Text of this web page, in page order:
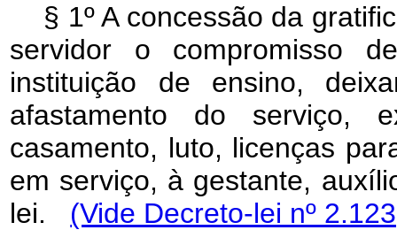
§ 1º A concessão da
servidor o compromisso
instituição de ensino,
afastamento do serviço,
casamento, luto, licenças
em serviço, à gestante,
lei. (Vide Decreto-lei nº